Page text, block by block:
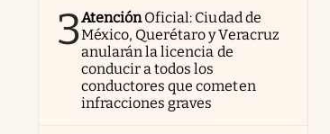
3AtenciónOficial: Ciudad de
México, Querétaro y Veracruz
anularán la licencia de
conducir a todos los
conductores que cometen
infracciones graves